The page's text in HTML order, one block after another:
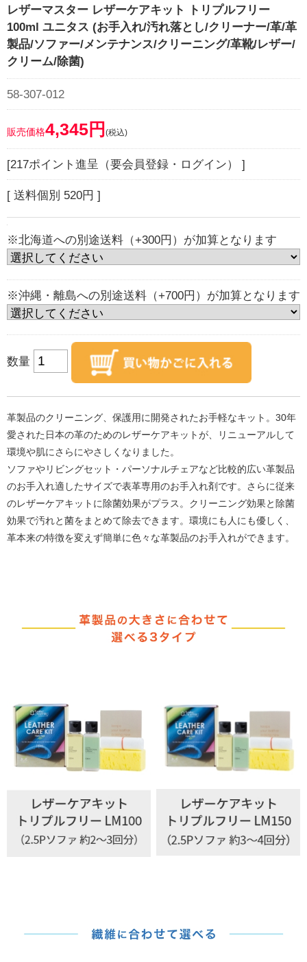
レザーマスター レザーケアキット トリプルフリー
100ml ユニタス (お手入れ/汚れ落とし/クリーナー/革/革
製品/ソファー/メンテナンス/クリーニング/革靴/レザー/
クリーム/除菌)
58-307-012
販売価格4,345円 (税込)
[217ポイント進呈（要会員登録・ログイン） ]
[ 送料個別 520円 ]
※北海道への別途送料（+300円）が加算となります
※沖縄・離島への別途送料（+700円）が加算となります
数量
革製品のクリーニング、保護用に開発されたお手軽なキット。30年
愛された日本の革のためのレザーケアキットが、リニューアルして
環境や肌にさらにやさしくなりました。
ソファやリビングセット・パーソナルチェアなど比較的広い革製品
のお手入れ適したサイズで表革専用のお手入れ剤です。さらに従来
のレザーケアキットに除菌効果がプラス。クリーニング効果と除菌
効果で汚れと菌をまとめて除去できます。環境にも人にも優しく、
革本来の特徴を変えず簡単に色々な革製品のお手入れができます。